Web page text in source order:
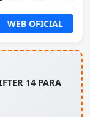
WEB OFICIAL
14 PARA